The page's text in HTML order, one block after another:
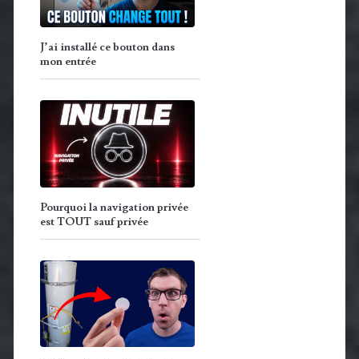
J’ai installé ce bouton dans
mon entrée
Pourquoi la navigation privée
est TOUT sauf privée